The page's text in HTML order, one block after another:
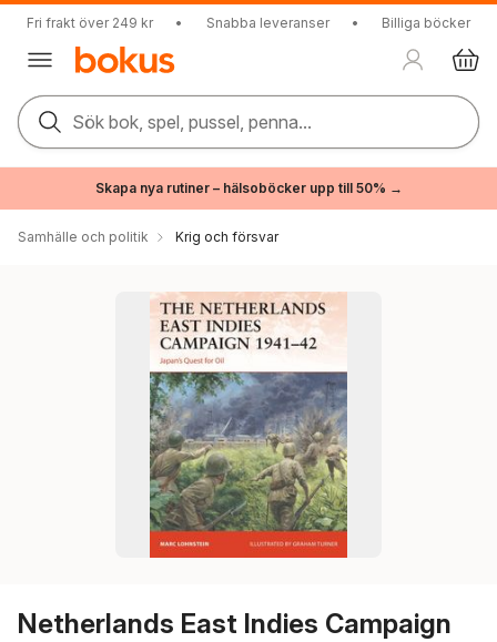
Fri frakt över 249 kr • Snabba leveranser • Billiga böcker
Sök bok, spel, pussel, penna...
Skapa nya rutiner – hälsoböcker upp till 50% →
Samhälle och politik Krig och försvar
Netherlands East Indies Campaign